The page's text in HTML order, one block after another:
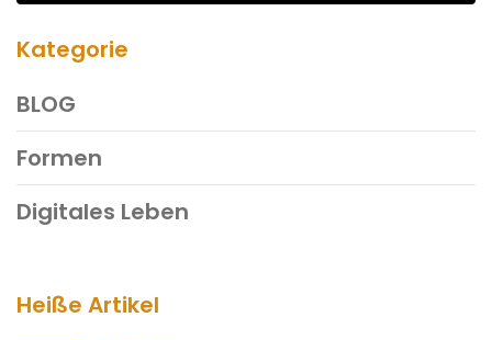
Kategorie
BLOG
Formen
Digitales Leben
Heiße Artikel